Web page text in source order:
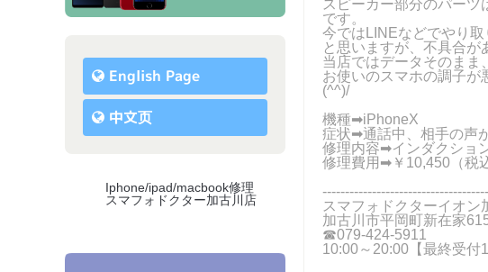
English Page
中文页
Iphone/ipad/macbook修理
スマフォドクター加古川店
スピーカー部分のパー
です。
今ではLINEなどでやり
と思いますが、不具合が
当店ではデータそのまま
お使いのスマホの調子が
(^^)/
機種➡iPhoneX
症状➡通話中、相手の声
修理内容➡インダクショ
修理費用➡￥10,450（税
スマフォドクターイオン
加古川市平岡町新在家
☎079-424‐5911
10:00～20:00【最終受付